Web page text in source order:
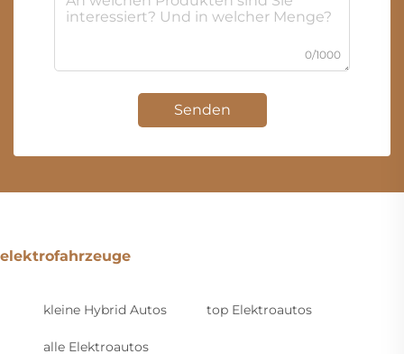
0/1000
Senden
elektrofahrzeuge
kleine Hybrid Autos top Elektroautos
alle Elektroautos